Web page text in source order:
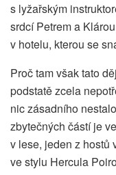
s lyžařským
srdcí Petrem a
v hotelu, kterou se
Proč tam však tato
podstatě zcela
nic zásadního
zbytečných částí je
v lese, jeden z hostů
ve stylu Hercula